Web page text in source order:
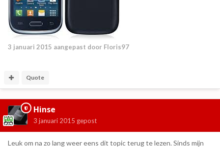
3 januari 2015 aangepast door Floris97
Quote
Hinse
3 januari 2015 gepost
Leuk om na zo lang weer eens dit topic terug te lezen. Sinds mijn